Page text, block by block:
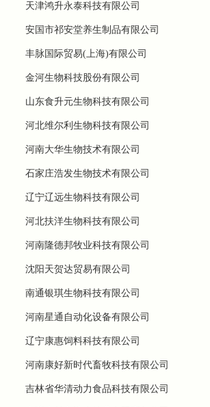
天津鸿升永泰科技有限公司
安国市祁安堂养生制品有限公司
丰脉国际贸易(上海)有限公司
金河生物科技股份有限公司
山东食升元生物科技有限公司
河北维尔利生物科技有限公司
河南大华生物技术有限公司
石家庄浩发生物技术有限公司
辽宁辽远生物科技有限公司
河北扶洋生物科技有限公司
河南隆德邦牧业科技有限公司
沈阳天贺达贸易有限公司
南通银琪生物科技有限公司
河南星通自动化设备有限公司
辽宁康惠饲料科技有限公司
河南康好新时代畜牧科技有限公司
吉林省华清动力食品科技有限公司